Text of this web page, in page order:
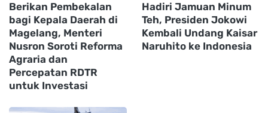
Berikan Pembekalan
bagi Kepala Daerah di
Magelang, Menteri
Nusron Soroti Reforma
Agraria dan
Percepatan RDTR
untuk Investasi
Hadiri Jamuan Minum
Teh, Presiden Jokowi
Kembali Undang Kaisar
Naruhito ke Indonesia